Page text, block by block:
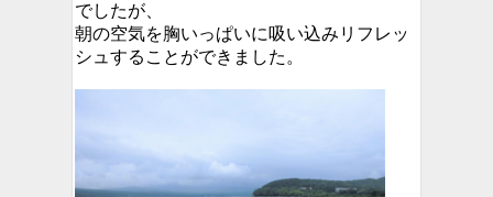
でしたが、
朝の空気を胸いっぱいに吸い込みリフレッ
シュすることができました。